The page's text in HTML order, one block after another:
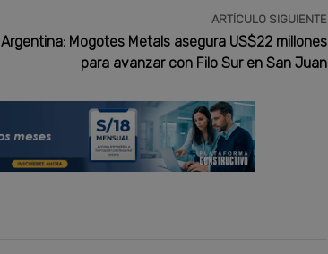
ARTÍCULO SIGUIENTE
Argentina: Mogotes Metals asegura US$22 millones
para avanzar con Filo Sur en San Juan